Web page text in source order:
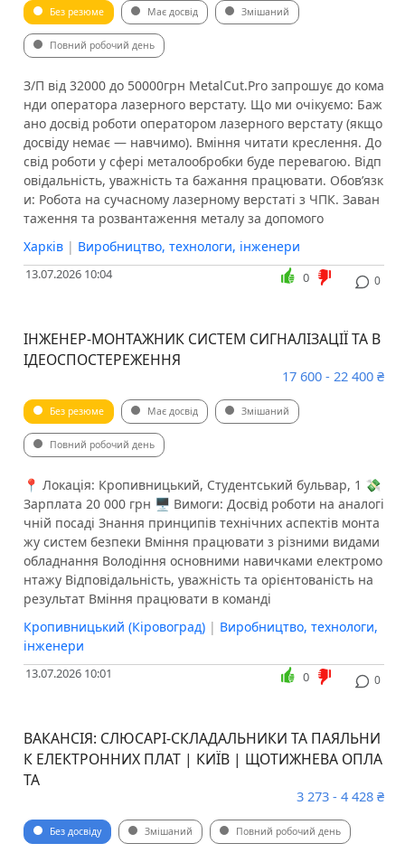
Без резюме Має досвід Змішаний
Повний робочий день
З/П від 32000 до 50000грн MetalCut.Pro запрошує до кома
нди оператора лазерного верстату. Що ми очікуємо: Баж
ано досвід роботи оператором лазерного верстату (якщо
досвіду немає — навчимо). Вміння читати креслення. До
свід роботи у сфері металообробки буде перевагою. Відп
овідальність, уважність та бажання працювати. Обов’язк
и: Робота на сучасному лазерному верстаті з ЧПК. Заван
таження та розвантаження металу за допомого
Харків | Виробництво, технологи, інженери
13.07.2026 10:04 0
0
ІНЖЕНЕР-МОНТАЖНИК СИСТЕМ СИГНАЛІЗАЦІЇ ТА В
ІДЕОСПОСТЕРЕЖЕННЯ
17 600 - 22 400 ₴
Без резюме Має досвід Змішаний
Повний робочий день
📍 Локація: Кропивницький, Студентський бульвар, 1 💸
Зарплата 20 000 грн 🖥 Вимоги: Досвід роботи на аналогі
чній посаді Знання принципів технічних аспектів монта
жу систем безпеки Вміння працювати з різними видами
обладнання Володіння основними навичками електромо
нтажу Відповідальність, уважність та орієнтованість на
результат Вміння працювати в команді
Кропивницький (Кіровоград) | Виробництво, технологи,
інженери
13.07.2026 10:01 0
0
ВАКАНСІЯ: СЛЮСАРІ-СКЛАДАЛЬНИКИ ТА ПАЯЛЬНИ
К ЕЛЕКТРОННИХ ПЛАТ | КИЇВ | ЩОТИЖНЕВА ОПЛА
ТА
3 273 - 4 428 ₴
Без досвіду Змішаний Повний робочий день